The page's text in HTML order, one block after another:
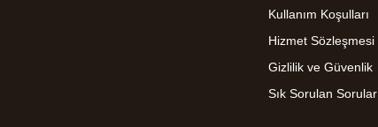
Kullanım Koşulları
Hizmet Sözleşmesi
Gizlilik ve Güvenlik
Sık Sorulan Sorular